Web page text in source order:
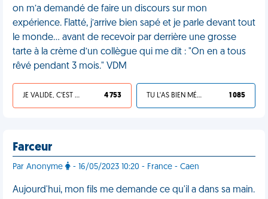
on m’a demandé de faire un discours sur mon
expérience. Flatté, j’arrive bien sapé et je parle devant tout
le monde… avant de recevoir par derrière une grosse
tarte à la crème d’un collègue qui me dit : "On en a tous
rêvé pendant 3 mois." VDM
JE VALIDE, C'EST UNE VDM 4 753 TU L'AS BIEN MÉRITÉ 1 085
Farceur
Par Anonyme - 16/05/2023 10:20 - France - Caen
Aujourd'hui, mon fils me demande ce qu'il a dans sa main.